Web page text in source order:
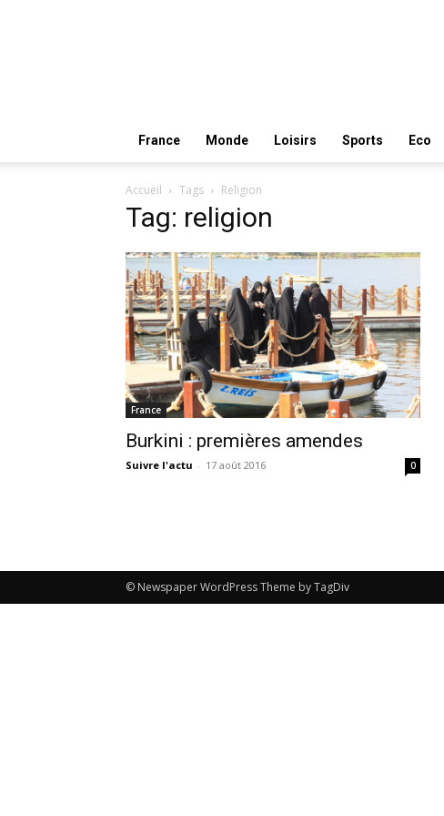
France Monde Loisirs Sports Eco
Accueil Tags Religion
Tag: religion
France
Burkini : premières amendes
Suivre l'actu - 17 août 2016 0
© Newspaper WordPress Theme by TagDiv